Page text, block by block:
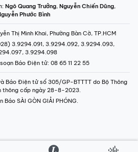
Ngô Quang Trưởng, Nguyễn Chiến Dũng,
Phước Bình
Thị Minh Khai, Phường Bàn Cờ, TP.HCM
3.9294.091, 3.9294.092, 3.9294.093,
3.9294.098
Báo Điện tử: 08 65 11 22 55
Báo Điện tử số 305/GP-BTTTT do Bộ Thông
thông cấp ngày 28-8-2023.
Báo SÀI GÒN GIẢI PHÓNG.